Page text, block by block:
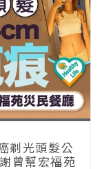
剃光頭髮公
曾幫宏福苑